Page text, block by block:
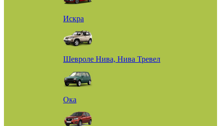
Искра
Шевроле Нива, Нива Тревел
Ока